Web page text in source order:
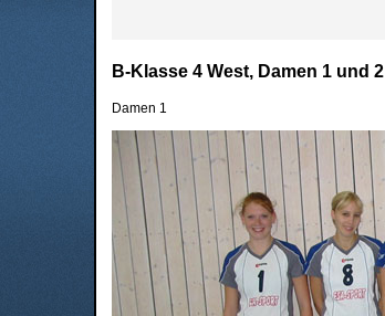
B-Klasse 4 West, Damen 1 und 2
Damen 1